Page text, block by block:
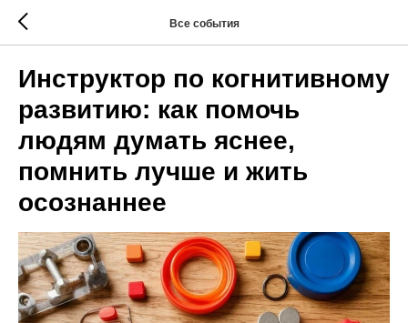
Все события
Инструктор по когнитивному
развитию: как помочь
людям думать яснее,
помнить лучше и жить
осознаннее